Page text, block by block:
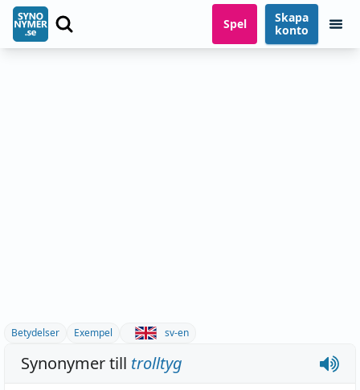
Spel
Skapa
konto
Betydelser Exempel sv-en
Synonymer till trolltyg